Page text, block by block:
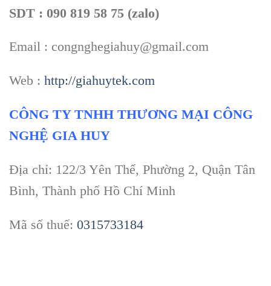
SDT : 090 819 58 75 (zalo)
Email : congnghegiahuy@gmail.com
Web : http://giahuytek.com
CÔNG TY TNHH THƯƠNG MẠI CÔNG
NGHỆ GIA HUY
Địa chỉ: 122/3 Yên Thế, Phường 2, Quận Tân
Bình, Thành phố Hồ Chí Minh
Mã số thuế: 0315733184